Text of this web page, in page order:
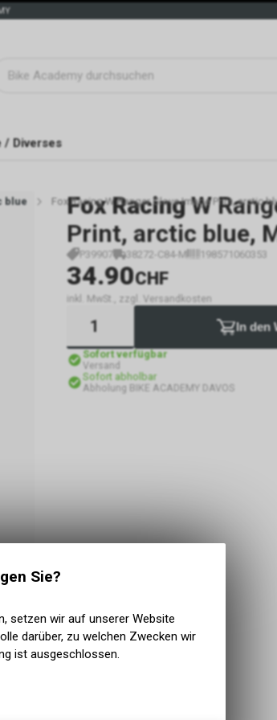
/ Diverses
blue Fox Racing W Ranger Glove Image Print, arctic
Fox Racing W
Print, arctic blue,
P39907 38272-C84-M 198571060353
34.90CHF
inkl. MwSt., zzgl. Versandkosten
In den
Sofort verfügbar
Versand
Sofort abholbar
Abholung BIKE ACADEMY DAVOS
Sie?
setzen wir auf unserer Website
darüber, zu welchen Zwecken wir
ist ausgeschlossen.